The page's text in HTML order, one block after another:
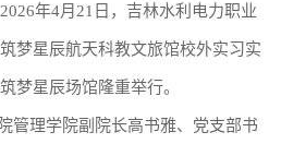
2026年4月21日，吉林水利电力职业
梦星辰航天科教文旅馆校外实习实
梦星辰场馆隆重举行。
管理学院副院长高书雅、党支部书